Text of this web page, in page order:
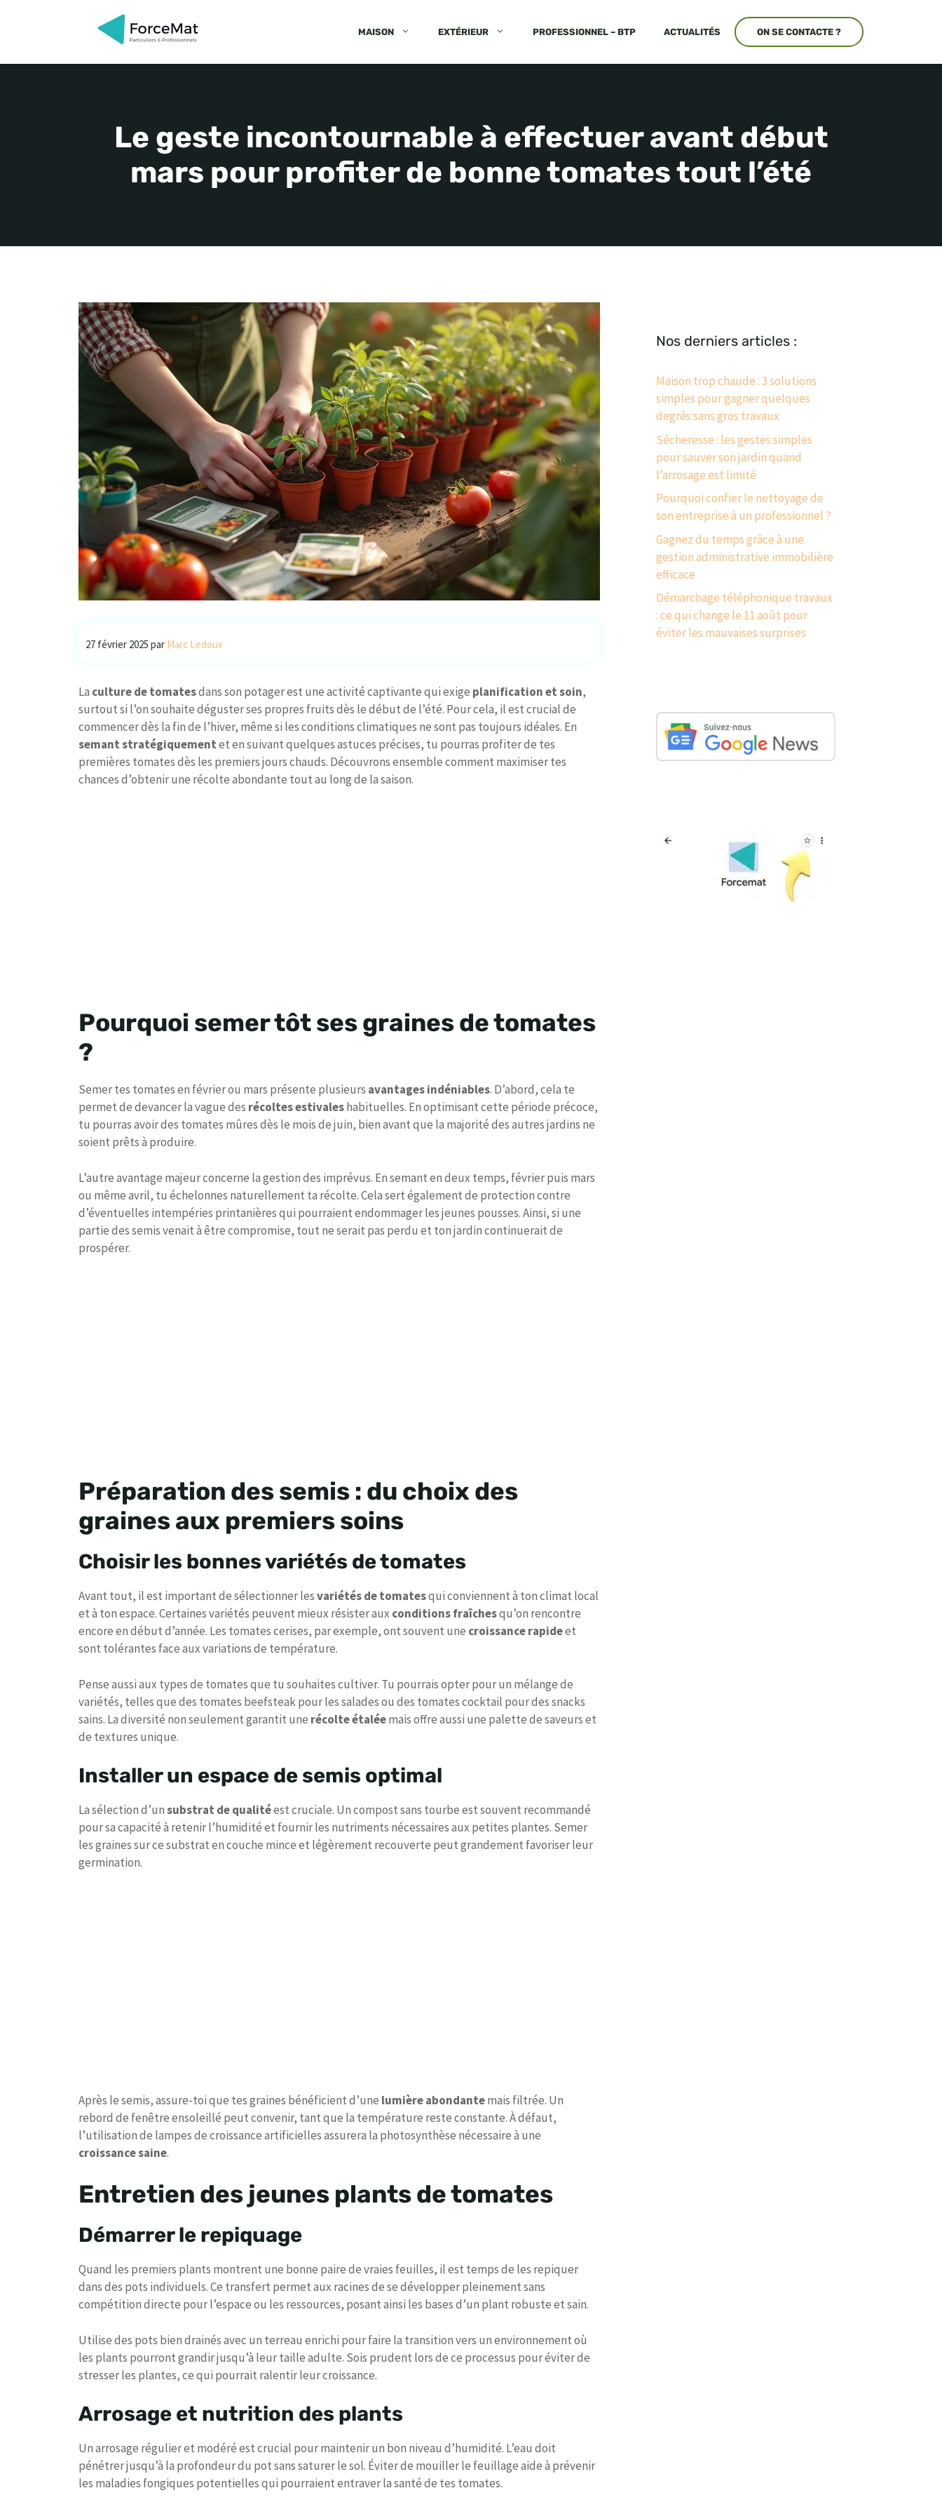
MAISON EXTÉRIEUR PROFESSIONNEL – BTP ACTUALITÉS ON SE CONTACTE ?
Le geste incontournable à effectuer avant début
mars pour profiter de bonne tomates tout l’été
27 février 2025 par Marc Ledoux
La culture de tomatesdans son potager est une activité captivante qui exige planification et soin,
surtout si l’on souhaite déguster ses propres fruits dès le début de l’été. Pour cela, il est crucial de
commencer dès la fin de l’hiver, même si les conditions climatiques ne sont pas toujours idéales. En
semant stratégiquementet en suivant quelques astuces précises, tu pourras profiter de tes
premières tomates dès les premiers jours chauds. Découvrons ensemble comment maximiser tes
chances d’obtenir une récolte abondante tout au long de la saison.
Pourquoi semer tôt ses graines de tomates
?
Semer tes tomates en février ou mars présente plusieurs avantages indéniables. D’abord, cela te
permet de devancer la vague des récoltes estivaleshabituelles. En optimisant cette période précoce,
tu pourras avoir des tomates mûres dès le mois de juin, bien avant que la majorité des autres jardins ne
soient prêts à produire.
L’autre avantage majeur concerne la gestion des imprévus. En semant en deux temps, février puis mars
ou même avril, tu échelonnes naturellement ta récolte. Cela sert également de protection contre
d’éventuelles intempéries printanières qui pourraient endommager les jeunes pousses. Ainsi, si une
partie des semis venait à être compromise, tout ne serait pas perdu et ton jardin continuerait de
prospérer.
Préparation des semis : du choix des
graines aux premiers soins
Choisir les bonnes variétés de tomates
Avant tout, il est important de sélectionner lesvariétés de tomatesqui conviennent à ton climat local
et à ton espace. Certaines variétés peuvent mieux résister aux conditions fraîchesqu’on rencontre
encore en début d’année. Les tomates cerises, par exemple, ont souvent une croissance rapideet
sont tolérantes face aux variations de température.
Pense aussi aux types de tomates que tu souhaites cultiver. Tu pourrais opter pour un mélange de
variétés, telles que des tomates beefsteak pour les salades ou des tomates cocktail pour des snacks
sains. La diversité non seulement garantit une récolte étaléemais offre aussi une palette de saveurs et
de textures unique.
Installer un espace de semis optimal
La sélection d’unsubstrat de qualitéest cruciale. Un compost sans tourbe est souvent recommandé
pour sa capacité à retenir l’humidité et fournir les nutriments nécessaires aux petites plantes. Semer
les graines sur ce substrat en couche mince et légèrement recouverte peut grandement favoriser leur
germination.
Après le semis, assure-toi que tes graines bénéficient d’une lumière abondantemais filtrée. Un
rebord de fenêtre ensoleillé peut convenir, tant que la température reste constante. À défaut,
l’utilisation de lampes de croissance artificielles assurera la photosynthèse nécessaire à une
croissance saine.
Entretien des jeunes plants de tomates
Démarrer le repiquage
Quand les premiers plants montrent une bonne paire de vraies feuilles, il est temps de les repiquer
dans des pots individuels. Ce transfert permet aux racines de se développer pleinement sans
compétition directe pour l’espace ou les ressources, posant ainsi les bases d’un plant robuste et sain.
Utilise des pots bien drainés avec un terreau enrichi pour faire la transition vers un environnement où
les plants pourront grandir jusqu’à leur taille adulte. Sois prudent lors de ce processus pour éviter de
stresser les plantes, ce qui pourrait ralentir leur croissance.
Arrosage et nutrition des plants
Un arrosage régulier et modéré est crucial pour maintenir un bon niveau d’humidité. L’eau doit
pénétrer jusqu’à la profondeur du pot sans saturer le sol. Éviter de mouiller le feuillage aide à prévenir
les maladies fongiques potentielles qui pourraient entraver la santé de tes tomates.
Nos derniers articles :
Maison trop chaude : 3 solutions
simples pour gagner quelques
degrés sans gros travaux
Sécheresse : les gestes simples
pour sauver son jardin quand
l’arrosage est limité
Pourquoi confier le nettoyage de
son entreprise à un professionnel ?
Gagnez du temps grâce à une
gestion administrative immobilière
efficace
Démarchage téléphonique travaux
: ce qui change le 11 août pour
éviter les mauvaises surprises